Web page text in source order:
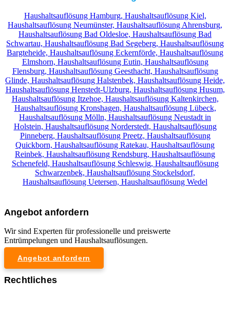
Haushaltsauflösung Hamburg, Haushaltsauflösung Kiel,
Haushaltsauflösung Neumünster, Haushaltsauflösung Ahrensburg,
Haushaltsauflösung Bad Oldesloe, Haushaltsauflösung Bad
Schwartau, Haushaltsauflösung Bad Segeberg, Haushaltsauflösung
Bargteheide, Haushaltsauflösung Eckernförde, Haushaltsauflösung
Elmshorn, Haushaltsauflösung Eutin, Haushaltsauflösung
Flensburg, Haushaltsauflösung Geesthacht, Haushaltsauflösung
Glinde, Haushaltsauflösung Halstenbek, Haushaltsauflösung Heide,
Haushaltsauflösung Henstedt-Ulzburg, Haushaltsauflösung Husum,
Haushaltsauflösung Itzehoe, Haushaltsauflösung Kaltenkirchen,
Haushaltsauflösung Kronshagen, Haushaltsauflösung Lübeck,
Haushaltsauflösung Mölln, Haushaltsauflösung Neustadt in
Holstein, Haushaltsauflösung Norderstedt, Haushaltsauflösung
Pinneberg, Haushaltsauflösung Preetz, Haushaltsauflösung
Quickborn, Haushaltsauflösung Ratekau, Haushaltsauflösung
Reinbek, Haushaltsauflösung Rendsburg, Haushaltsauflösung
Schenefeld, Haushaltsauflösung Schleswig, Haushaltsauflösung
Schwarzenbek, Haushaltsauflösung Stockelsdorf,
Haushaltsauflösung Uetersen, Haushaltsauflösung Wedel
Angebot anfordern
Wir sind Experten für professionelle und preiswerte
Entrümpelungen und Haushaltsauflösungen.
Angebot anfordern
Rechtliches